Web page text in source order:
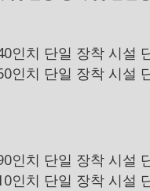
인치 단일 장착 시설
인치 단일 장착 시설
인치 단일 장착 시설
인치 단일 장착 시설